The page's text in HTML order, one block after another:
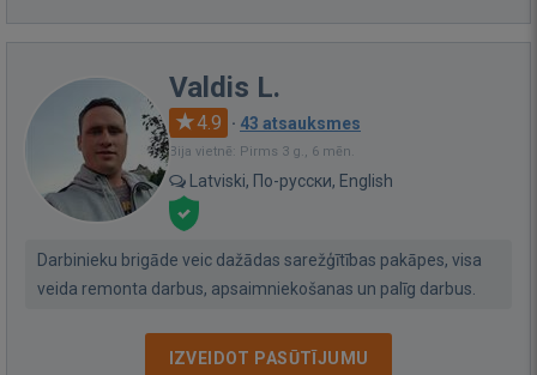
Valdis L.
4.9 · 43 atsauksmes
Bija vietnē: Pirms 3 g., 6 mēn.
Latviski, По-русски, English
Darbinieku brigāde veic dažādas sarežģītības pakāpes, visa
veida remonta darbus, apsaimniekošanas un palīg darbus.
IZVEIDOT PASŪTĪJUMU